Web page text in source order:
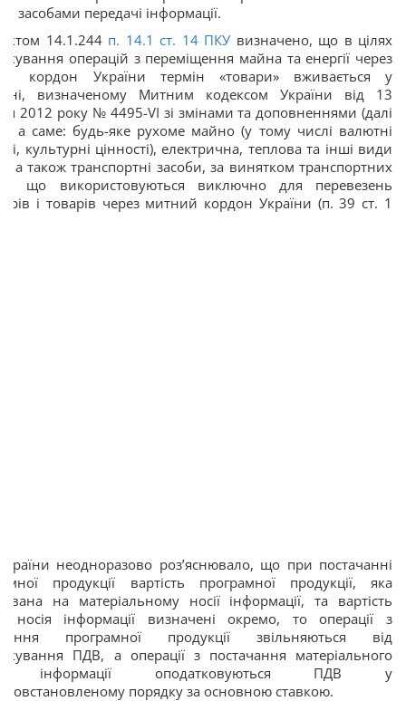
засобами передачі інформації.
14.1.244 п. 14.1 ст. 14 ПКУ визначено, що в цілях
операцій з переміщення майна та енергії через
кордон України термін «товари» вживається у
визначеному Митним кодексом України від 13
2012 року № 4495-VI зі змінами та доповненнями (далі
а саме: будь-яке рухоме майно (у тому числі валютні
культурні цінності), електрична, теплова та інші види
а також транспортні засоби, за винятком транспортних
що використовуються виключно для перевезень
і товарів через митний кордон України (п. 39 ст. 1
неодноразово роз’яснювало, що при постачанні
продукції вартість програмної продукції, яка
на матеріальному носії інформації, та вартість
носія інформації визначені окремо, то операції з
програмної продукції звільняються від
ПДВ, а операції з постачання матеріального
інформації оподатковуються ПДВ у
порядку за основною ставкою.